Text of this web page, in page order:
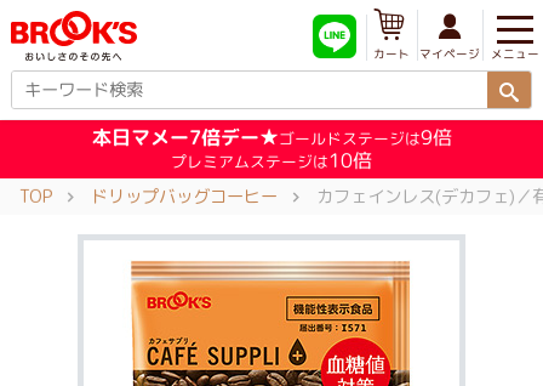
メニュー
マイページ
カート
本日マメー7倍デー★ゴールドステージは9倍
プレミアムステージは10倍
TOP ドリップバッグコーヒー カフェインレス(デカフェ)／